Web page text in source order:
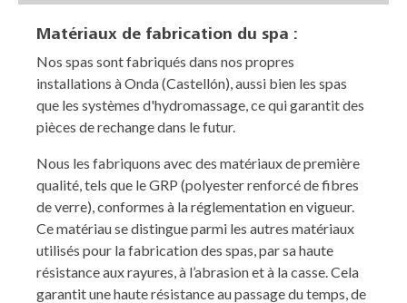
Matériaux de fabrication du spa :
Nos spas sont fabriqués dans nos propres
installations à Onda (Castellón), aussi bien les spas
que les systèmes d'hydromassage, ce qui garantit des
pièces de rechange dans le futur.
Nous les fabriquons avec des matériaux de première
qualité, tels que le GRP (polyester renforcé de fibres
de verre), conformes à la réglementation en vigueur.
Ce matériau se distingue parmi les autres matériaux
utilisés pour la fabrication des spas, par sa haute
résistance aux rayures, à l’abrasion et à la casse. Cela
garantit une haute résistance au passage du temps, de